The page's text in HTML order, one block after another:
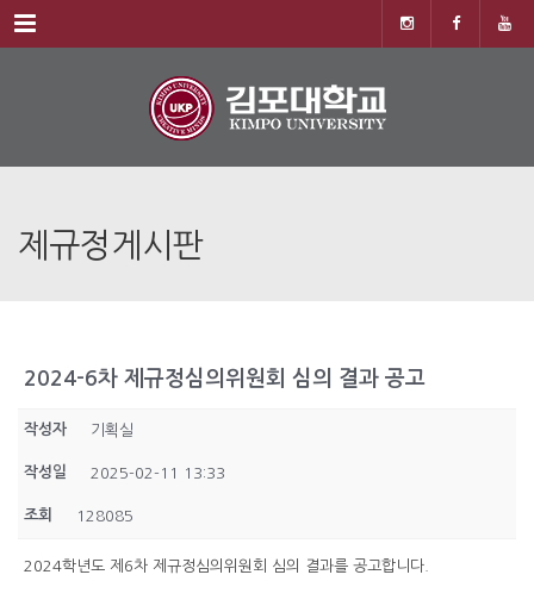
Menu
제규정게시판
2024-6차 제규정심의위원회 심의 결과 공고
작성자 기획실
작성일 2025-02-11 13:33
조회 128085
2024학년도 제6차 제규정심의위원회 심의 결과를 공고합니다.